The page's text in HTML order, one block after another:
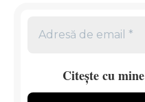
Citește cu mine